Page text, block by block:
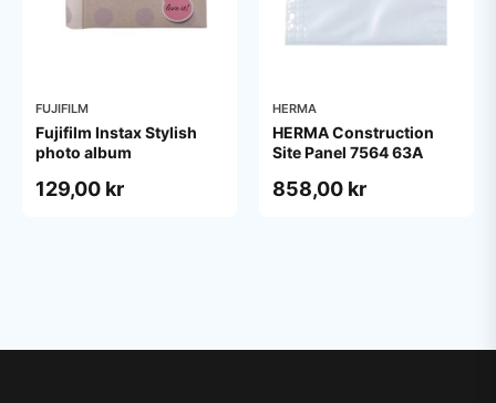
FUJIFILM
Fujifilm Instax Stylish
photo album
129,00 kr
HERMA
HERMA Construction
Site Panel 7564 63A
858,00 kr